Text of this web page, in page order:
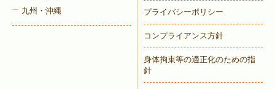
九州・沖縄
プライバシーポリシー
コンプライアンス方針
身体拘束等の適正化のための指
針